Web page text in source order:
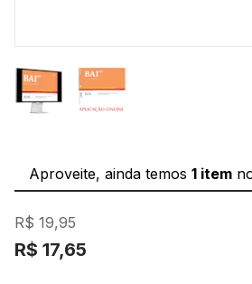
Aproveite, ainda temos 1 item
R$ 19,95
R$ 17,65